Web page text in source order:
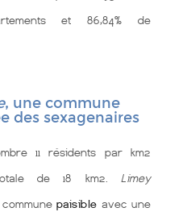
et 86,84% de
, une commune
des sexagenaires
11 résidents par km2
de 18 km2. Limey
paisible avec une